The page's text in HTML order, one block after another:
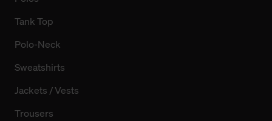
Tank Top
Polo-Neck
Sweatshirts
Jackets / Vests
Trousers